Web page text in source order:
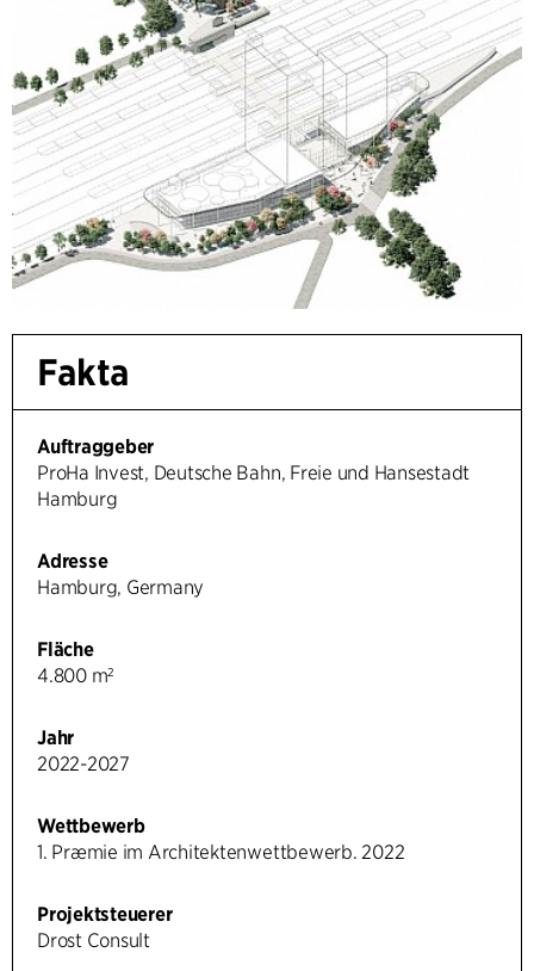
Fakta
Auftraggeber
ProHa Invest, Deutsche Bahn, Freie und Hansestadt
Hamburg
Adresse
Hamburg, Germany
Fläche
4.800 m²
Jahr
2022-2027
Wettbewerb
1. Præmie im Architektenwettbewerb. 2022
Projektsteuerer
Drost Consult